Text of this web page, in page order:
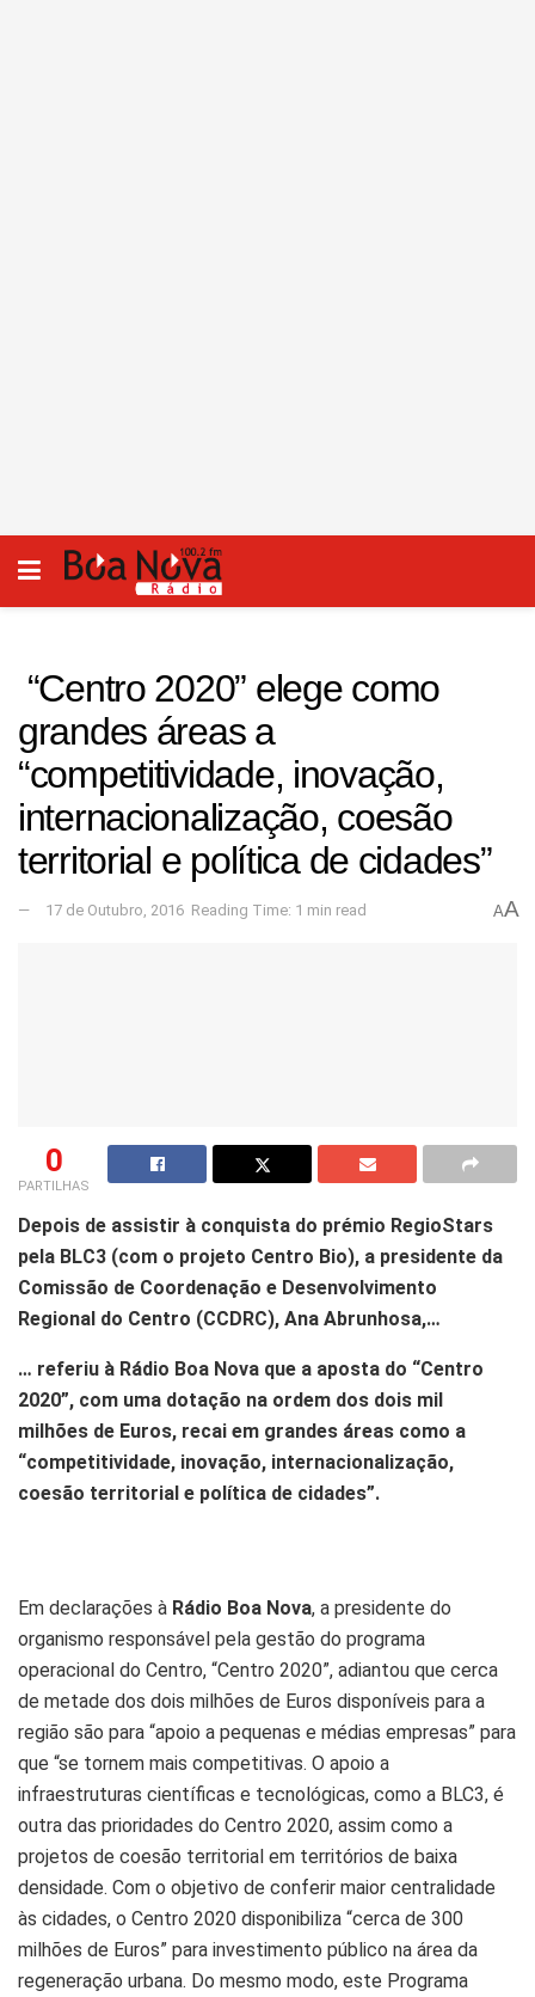
“Centro 2020” elege como
grandes áreas a
“competitividade, inovação,
internacionalização, coesão
territorial e política de cidades”
17 de Outubro, 2016 Reading Time: 1 min read AA
0
PARTILHAS
Depois de assistir à conquista do prémio RegioStars
pela BLC3 (com o projeto Centro Bio), a presidente da
Comissão de Coordenação e Desenvolvimento
Regional do Centro (CCDRC), Ana Abrunhosa,…
… referiu à Rádio Boa Nova que a aposta do “Centro
2020”, com uma dotação na ordem dos dois mil
milhões de Euros, recai em grandes áreas como a
“competitividade, inovação, internacionalização,
coesão territorial e política de cidades”.
Em declarações à Rádio Boa Nova, a presidente do
organismo responsável pela gestão do programa
operacional do Centro, “Centro 2020”, adiantou que cerca
de metade dos dois milhões de Euros disponíveis para a
região são para “apoio a pequenas e médias empresas” para
que “se tornem mais competitivas. O apoio a
infraestruturas científicas e tecnológicas, como a BLC3, é
outra das prioridades do Centro 2020, assim como a
projetos de coesão territorial em territórios de baixa
densidade. Com o objetivo de conferir maior centralidade
às cidades, o Centro 2020 disponibiliza “cerca de 300
milhões de Euros” para investimento público na área da
regeneração urbana. Do mesmo modo, este Programa